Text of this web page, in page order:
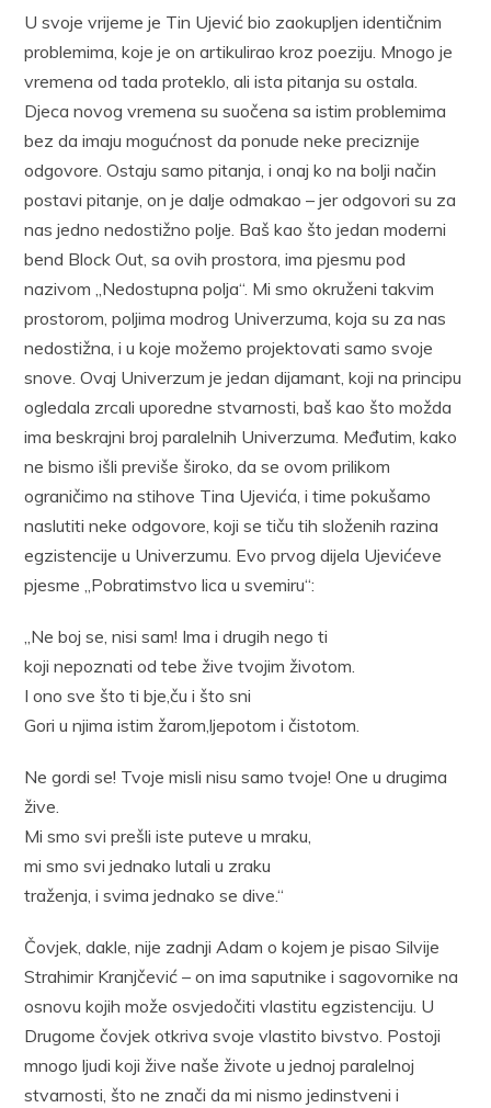
U svoje vrijeme je Tin Ujević bio zaokupljen identičnim
problemima, koje je on artikulirao kroz poeziju. Mnogo je
vremena od tada proteklo, ali ista pitanja su ostala.
Djeca novog vremena su suočena sa istim problemima
bez da imaju mogućnost da ponude neke preciznije
odgovore. Ostaju samo pitanja, i onaj ko na bolji način
postavi pitanje, on je dalje odmakao – jer odgovori su za
nas jedno nedostižno polje. Baš kao što jedan moderni
bend Block Out, sa ovih prostora, ima pjesmu pod
nazivom „Nedostupna polja“. Mi smo okruženi takvim
prostorom, poljima modrog Univerzuma, koja su za nas
nedostižna, i u koje možemo projektovati samo svoje
snove. Ovaj Univerzum je jedan dijamant, koji na principu
ogledala zrcali uporedne stvarnosti, baš kao što možda
ima beskrajni broj paralelnih Univerzuma. Međutim, kako
ne bismo išli previše široko, da se ovom prilikom
ograničimo na stihove Tina Ujevića, i time pokušamo
naslutiti neke odgovore, koji se tiču tih složenih razina
egzistencije u Univerzumu. Evo prvog dijela Ujevićeve
pjesme „Pobratimstvo lica u svemiru“:
„Ne boj se, nisi sam! Ima i drugih nego ti
koji nepoznati od tebe žive tvojim životom.
I ono sve što ti bje,ču i što sni
Gori u njima istim žarom,ljepotom i čistotom.
Ne gordi se! Tvoje misli nisu samo tvoje! One u drugima
žive.
Mi smo svi prešli iste puteve u mraku,
mi smo svi jednako lutali u zraku
traženja, i svima jednako se dive.“
Čovjek, dakle, nije zadnji Adam o kojem je pisao Silvije
Strahimir Kranjčević – on ima saputnike i sagovornike na
osnovu kojih može osvjedočiti vlastitu egzistenciju. U
Drugome čovjek otkriva svoje vlastito bivstvo. Postoji
mnogo ljudi koji žive naše živote u jednoj paralelnoj
stvarnosti, što ne znači da mi nismo jedinstveni i